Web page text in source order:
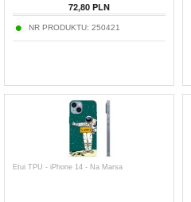
72,80 PLN
NR PRODUKTU: 250421
Etui TPU - iPhone 14 - Na Marsa